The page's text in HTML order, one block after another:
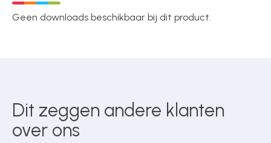
Geen downloads beschikbaar bij dit product.
Dit zeggen andere klanten
over ons